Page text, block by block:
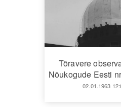
Tõravere
Nõukogude Eesti
02.01.1963